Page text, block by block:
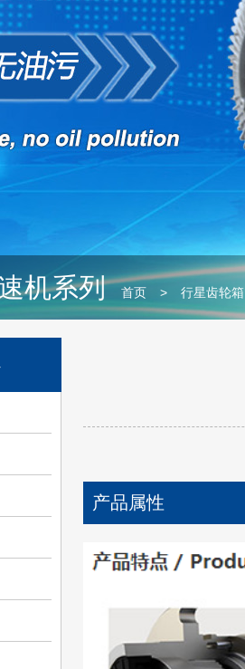
机系列 首页 > 行星齿轮箱
产品属性